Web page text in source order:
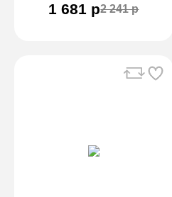
1 681 р2 241 р